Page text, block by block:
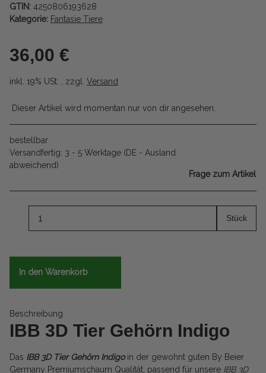
GTIN: 4250806193628
Kategorie: Fantasie Tiere
36,00 €
inkl. 19% USt. , zzgl. Versand
Dieser Artikel wird momentan nur von dir angesehen.
bestellbar
Versandfertig: 3 - 5 Werktage (DE - Ausland
abweichend)
Frage zum Artikel
Stück
In den Warenkorb
Beschreibung
IBB 3D Tier Gehörn Indigo
Das IBB 3D Tier Gehörn Indigoin der gewohnt guten By Beier
Germany Premiumschaum Qualität, passend für unsere IBB 3D